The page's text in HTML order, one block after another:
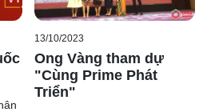
13/10/2023
Ong Vàng tham dự
"Cùng Prime Phát
Triển"